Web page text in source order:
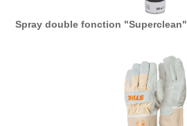
Spray double fonction "Superclean"